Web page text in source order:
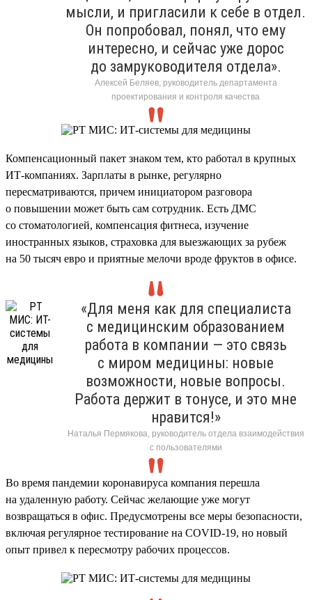
мысли, и пригласили к себе в отдел.
Он попробовал, понял, что ему
интересно, и сейчас уже дорос
до замруководителя отдела».
Алексей Беляев, руководитель департамента
проектирования и контроля качества
Компенсационный пакет знаком тем, кто работал в крупных
ИТ-компаниях. Зарплаты в рынке, регулярно
пересматриваются, причем инициатором разговора
о повышении может быть сам сотрудник. Есть ДМС
со стоматологией, компенсация фитнеса, изучение
иностранных языков, страховка для выезжающих за рубеж
на 50 тысяч евро и приятные мелочи вроде фруктов в офисе.
«Для меня как для специалиста
с медицинским образованием
работа в компании — это связь
с миром медицины: новые
возможности, новые вопросы.
Работа держит в тонусе, и это мне
нравится!»
Наталья Пермякова, руководитель отдела взаимодействия
с пользователями
Во время пандемии коронавируса компания перешла
на удаленную работу. Сейчас желающие уже могут
возвращаться в офис. Предусмотрены все меры безопасности,
включая регулярное тестирование на COVID-19, но новый
опыт привел к пересмотру рабочих процессов.